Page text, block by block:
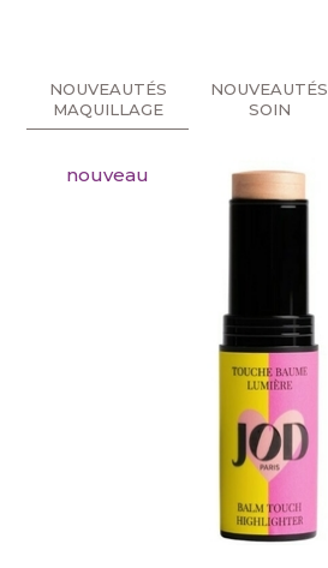
NOUVEAUTÉS
MAQUILLAGE
nouveau
NOUVEAUTÉS
SOIN